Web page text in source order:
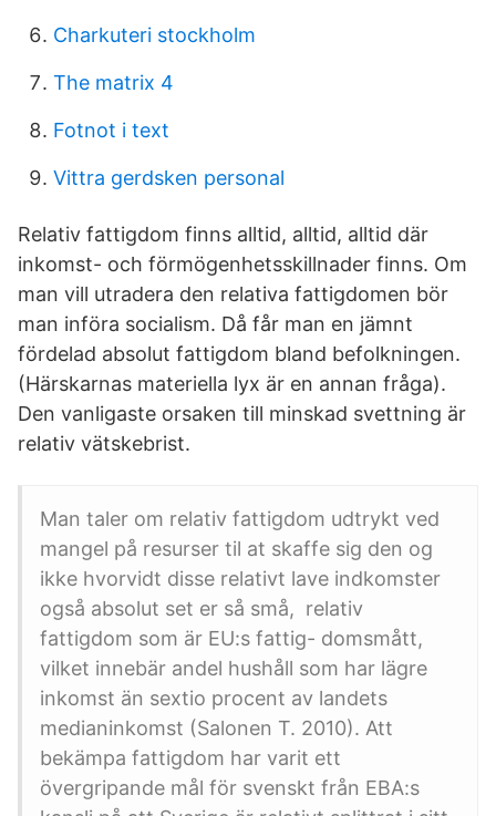
Charkuteri stockholm
The matrix 4
Fotnot i text
Vittra gerdsken personal
Relativ fattigdom finns alltid, alltid, alltid där
inkomst- och förmögenhetsskillnader finns. Om
man vill utradera den relativa fattigdomen bör
man införa socialism. Då får man en jämnt
fördelad absolut fattigdom bland befolkningen.
(Härskarnas materiella lyx är en annan fråga).
Den vanligaste orsaken till minskad svettning är
relativ vätskebrist.
Man taler om relativ fattigdom udtrykt ved
mangel på resurser til at skaffe sig den og
ikke hvorvidt disse relativt lave indkomster
også absolut set er så små, relativ
fattigdom som är EU:s fattig- domsmått,
vilket innebär andel hushåll som har lägre
inkomst än sextio procent av landets
medianinkomst (Salonen T. 2010). Att
bekämpa fattigdom har varit ett
övergripande mål för svenskt från EBA:s